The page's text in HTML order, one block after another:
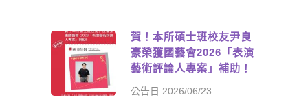
賀！本所碩士班校友尹良
豪榮獲國藝會2026「表演
藝術評論人專案」補助！
公告日:2026/06/23